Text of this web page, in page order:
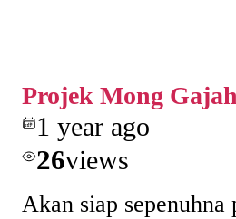
Projek Mong
1 year ago
26views
Akan siap sepenuhna